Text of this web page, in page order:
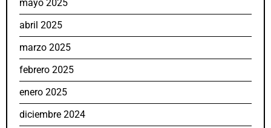
mayo 2025
abril 2025
marzo 2025
febrero 2025
enero 2025
diciembre 2024